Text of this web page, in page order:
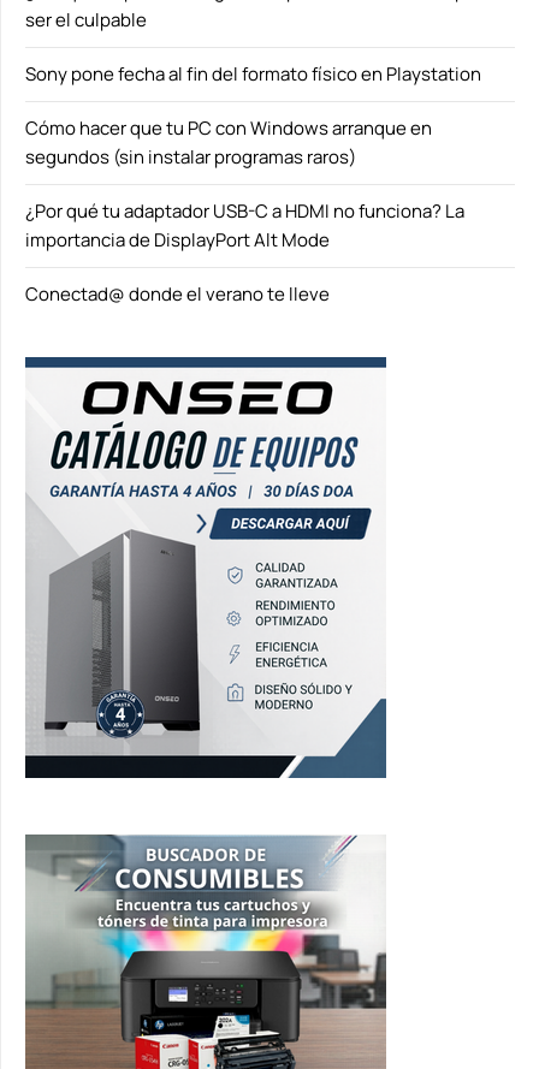
ser el culpable
Sony pone fecha al fin del formato físico en Playstation
Cómo hacer que tu PC con Windows arranque en
segundos (sin instalar programas raros)
¿Por qué tu adaptador USB-C a HDMI no funciona? La
importancia de DisplayPort Alt Mode
Conectad@ donde el verano te lleve